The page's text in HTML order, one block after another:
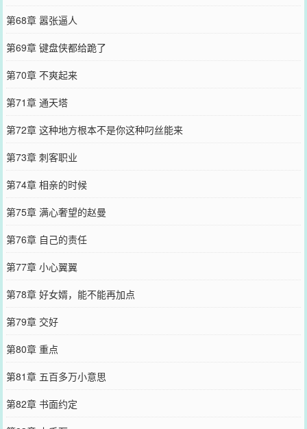
第68章 嚣张逼人
第69章 键盘侠都给跪了
第70章 不爽起来
第71章 通天塔
第72章 这种地方根本不是你这种叼丝能来
第73章 刺客职业
第74章 相亲的时候
第75章 满心奢望的赵曼
第76章 自己的责任
第77章 小心翼翼
第78章 好女婿，能不能再加点
第79章 交好
第80章 重点
第81章 五百多万小意思
第82章 书面约定